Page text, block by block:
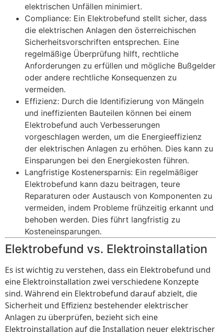
elektrischen Unfällen minimiert.
Compliance: Ein Elektrobefund stellt sicher, dass
die elektrischen Anlagen den österreichischen
Sicherheitsvorschriften entsprechen. Eine
regelmäßige Überprüfung hilft, rechtliche
Anforderungen zu erfüllen und mögliche Bußgelder
oder andere rechtliche Konsequenzen zu
vermeiden.
Effizienz: Durch die Identifizierung von Mängeln
und ineffizienten Bauteilen können bei einem
Elektrobefund auch Verbesserungen
vorgeschlagen werden, um die Energieeffizienz
der elektrischen Anlagen zu erhöhen. Dies kann zu
Einsparungen bei den Energiekosten führen.
Langfristige Kostenersparnis: Ein regelmäßiger
Elektrobefund kann dazu beitragen, teure
Reparaturen oder Austausch von Komponenten zu
vermeiden, indem Probleme frühzeitig erkannt und
behoben werden. Dies führt langfristig zu
Kosteneinsparungen.
Elektrobefund vs. Elektroinstallation
Es ist wichtig zu verstehen, dass ein Elektrobefund und
eine Elektroinstallation zwei verschiedene Konzepte
sind. Während ein Elektrobefund darauf abzielt, die
Sicherheit und Effizienz bestehender elektrischer
Anlagen zu überprüfen, bezieht sich eine
Elektroinstallation auf die Installation neuer elektrischer